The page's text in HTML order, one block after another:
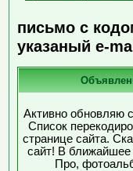
письмо с
указаный e-
Активно обновляю
Список
странице сайта.
сайт! В ближайшее
Про,